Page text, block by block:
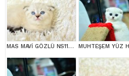
MAS MAVİ GÖZLÜ NS1133 SCOTTİSH FOLD erkek